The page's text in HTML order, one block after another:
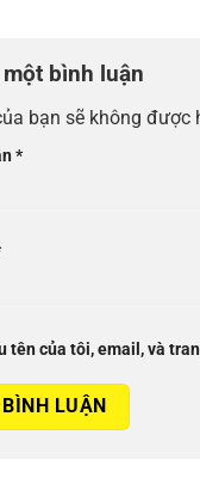
bình luận
bạn sẽ không được
*
tên của tôi, email, và